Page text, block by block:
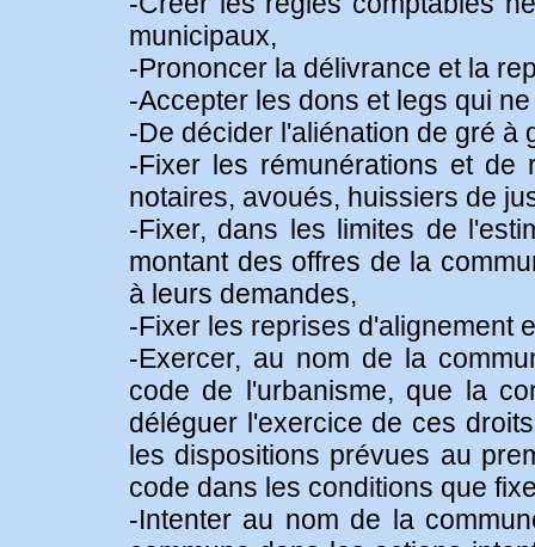
municipaux,
-Prononcer la délivrance et la
-Accepter les dons et legs qui
-De décider l'aliénation de gré à
-Fixer les rémunérations et de
notaires, avoués, huissiers de
-Fixer, dans les limites de
montant des offres de la
à leurs demandes,
-Fixer les reprises d'alignement
-Exercer, au nom de la
code de l'urbanisme, que la
déléguer l'exercice de ces
les dispositions prévues au
code dans les conditions que
-Intenter au nom de la